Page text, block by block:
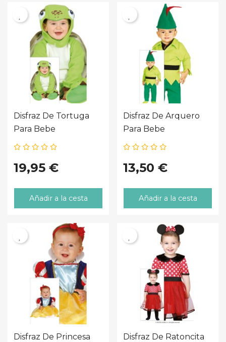
Disfraz De Tortuga
Para Bebe
19,95 €
Añadir a la cesta
Disfraz De Arquero
Para Bebe
13,50 €
Añadir a la cesta
Disfraz De Princesa
Disfraz De Ratoncita